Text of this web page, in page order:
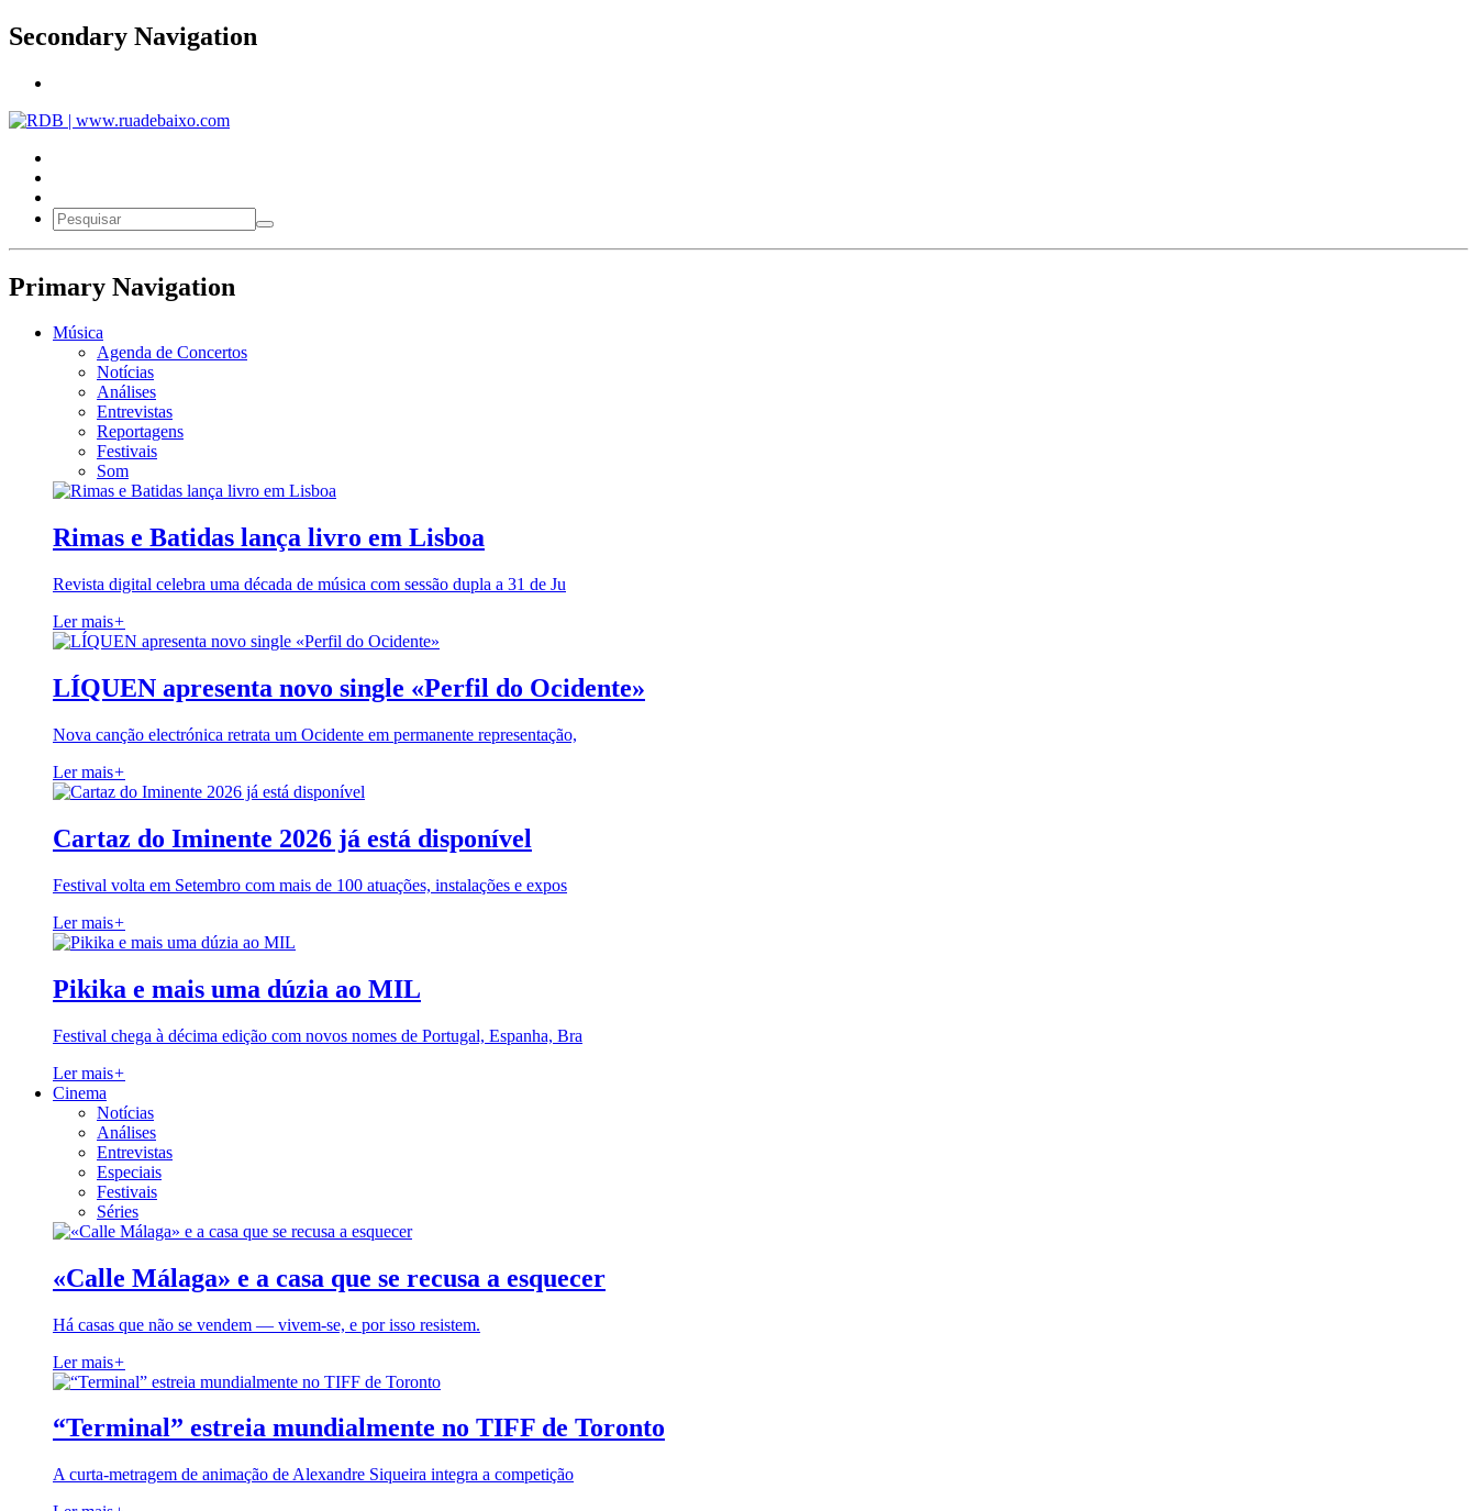
Secondary Navigation
Primary Navigation
Música
Agenda de Concertos
Notícias
Análises
Entrevistas
Reportagens
Festivais
Som
Rimas e Batidas lança livro em Lisboa
Revista digital celebra uma década de música com sessão dupla a 31 de Ju
Ler mais+
LÍQUEN apresenta novo single «Perfil do Ocidente»
Nova canção electrónica retrata um Ocidente em permanente representação,
Ler mais+
Cartaz do Iminente 2026 já está disponível
Festival volta em Setembro com mais de 100 atuações, instalações e expos
Ler mais+
Pikika e mais uma dúzia ao MIL
Festival chega à décima edição com novos nomes de Portugal, Espanha, Bra
Ler mais+
Cinema
Notícias
Análises
Entrevistas
Especiais
Festivais
Séries
«Calle Málaga» e a casa que se recusa a esquecer
Há casas que não se vendem — vivem-se, e por isso resistem.
Ler mais+
“Terminal” estreia mundialmente no TIFF de Toronto
A curta-metragem de animação de Alexandre Siqueira integra a competição